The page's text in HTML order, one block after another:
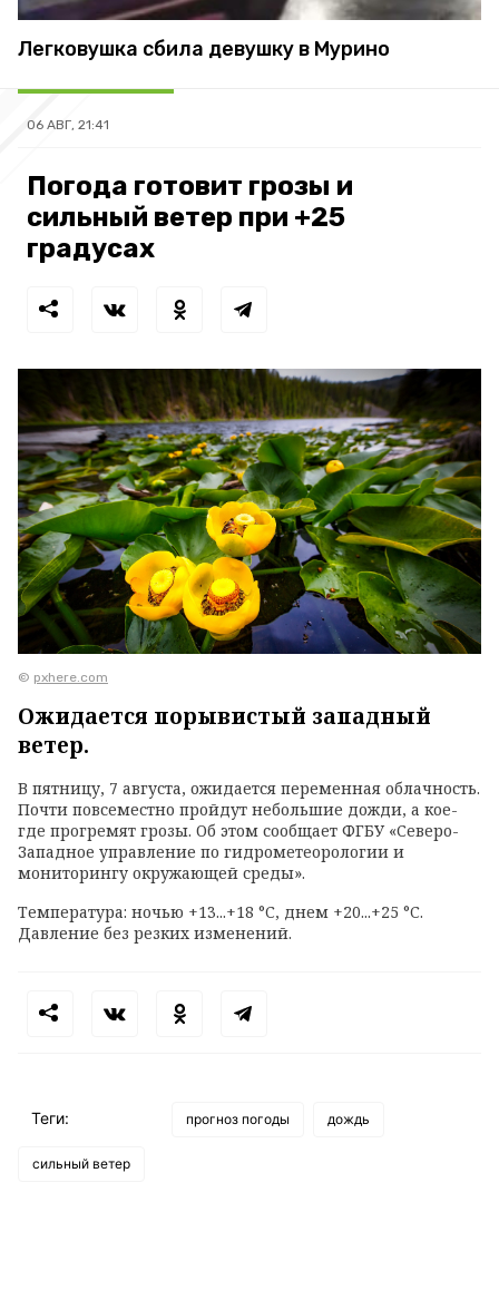
Легковушка сбила девушку в Мурино
06 АВГ, 21:41
Погода готовит грозы и
сильный ветер при +25
градусах
© pxhere.com
Ожидается порывистый западный
ветер.
В пятницу, 7 августа, ожидается переменная облачность.
Почти повсеместно пройдут небольшие дожди, а кое-
где прогремят грозы. Об этом сообщает ФГБУ «Северо-
Западное управление по гидрометеорологии и
мониторингу окружающей среды».
Температура: ночью +13...+18 °C, днем +20...+25 °C.
Давление без резких изменений.
Теги: прогноз погоды дождь
сильный ветер